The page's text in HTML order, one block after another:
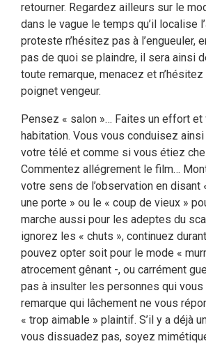
retourner. Regardez ailleurs sur le
dans le vague le temps qu’il localise
proteste n’hésitez pas à l’engueuler,
pas de quoi se plaindre, il sera ainsi
toute remarque, menacez et
poignet vengeur.
Pensez « salon »… Faites un effort
habitation. Vous vous conduisez
votre télé et comme si vous étiez
Commentez allégrement le film…
votre sens de l’observation en disant
une porte » ou le « coup de vieux »
marche aussi pour les adeptes du
ignorez les « chuts », continuez
pouvez opter soit pour le mode «
atrocement gênant -, ou carrément
pas à insulter les personnes qui vous
remarque qui lâchement ne vous
« trop aimable » plaintif. S’il y a déjà
vous dissuadez pas, soyez